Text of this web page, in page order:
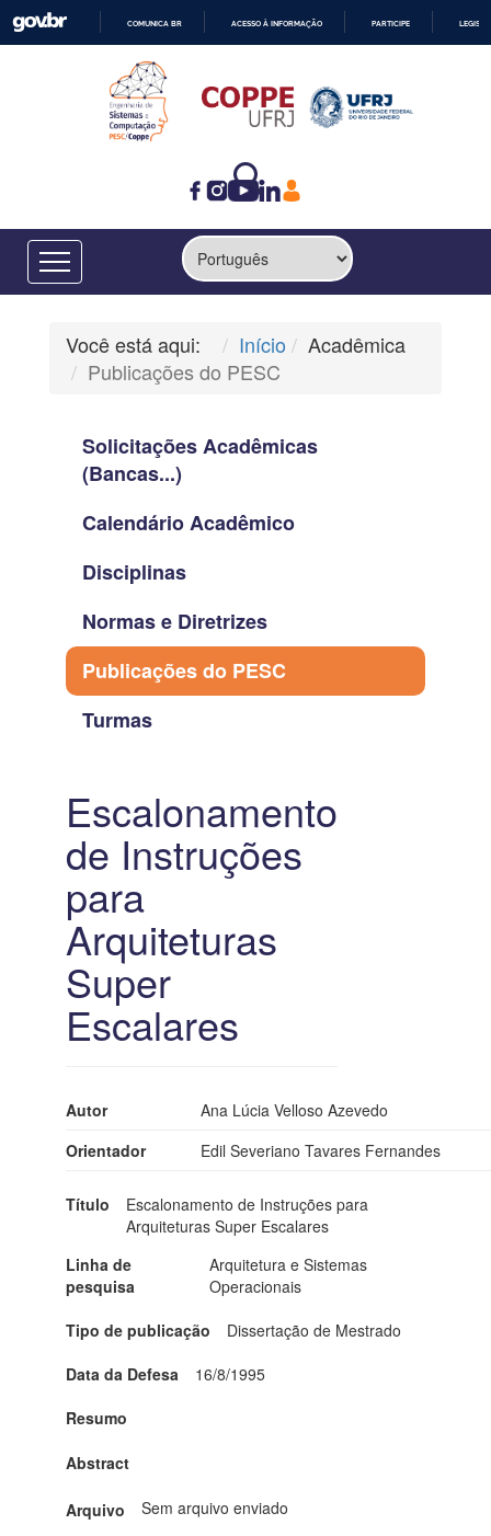
CONTEÚDO
COMUNICA BR ACESSO À INFORMAÇÃO PARTICIPE
Você está aqui: Início
Acadêmica
Publicações do PESC
Solicitações Acadêmicas
(Bancas...)
Calendário Acadêmico
Disciplinas
Normas e Diretrizes
Publicações do PESC
Turmas
Escalonamento
de Instruções
para
Arquiteturas
Super
Escalares
Autor
Ana Lúcia Velloso Azevedo
Orientador
Edil Severiano Tavares Fernandes
Título
Escalonamento de Instruções para
Arquiteturas Super Escalares
Linha de
pesquisa
Arquitetura e Sistemas
Operacionais
Tipo de publicação
Dissertação de Mestrado
Data da Defesa
16/8/1995
Resumo
Abstract
Arquivo Sem arquivo enviado